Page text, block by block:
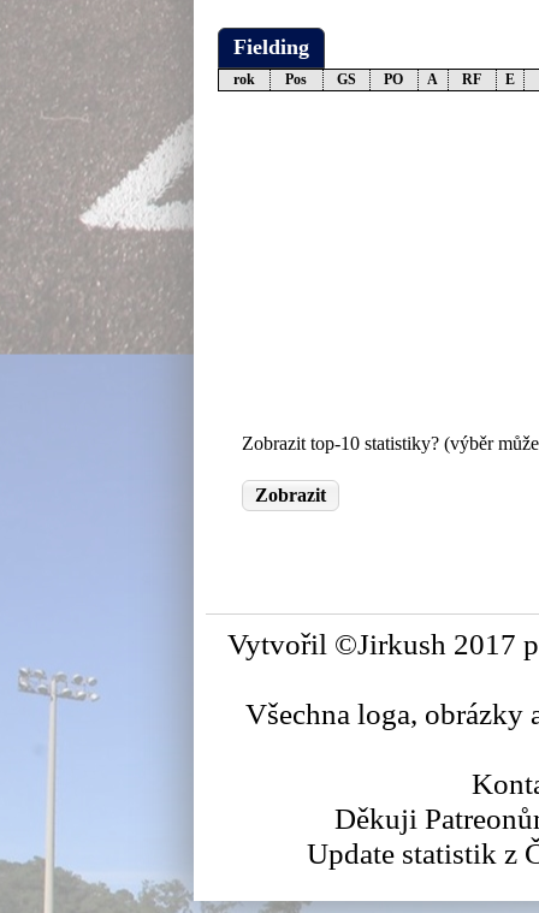
Fielding
rok Pos GS PO A RF E
Zobrazit top-10 statistiky? (výběr
Vytvořil ©Jirkush 2017
Všechna loga,
Děkuji
Update statistik z